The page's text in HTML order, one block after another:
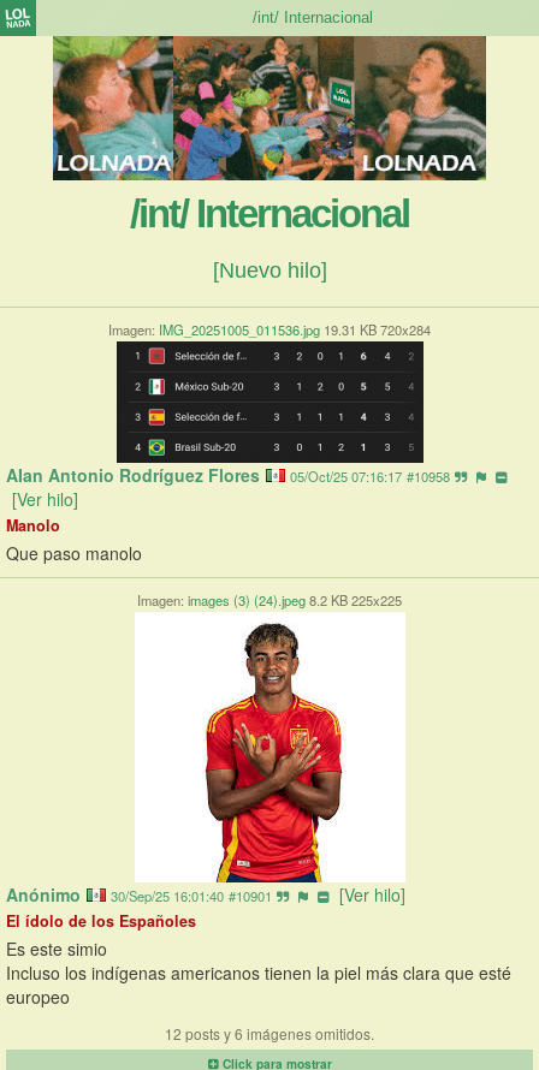
/int/ Internacional
[Nuevo hilo]
Imagen: IMG_20251005_011536.jpg 19.31 KB 720x284
AIan Antonio Rodríguez Flores 05/Oct/25 07:16:17 #10958
[Ver hilo]
Manolo
Que paso manolo
Imagen: images (3) (24).jpeg8.2 KB 225x225
Anónimo 30/Sep/25 16:01:40 #10901 [Ver hilo]
El ídolo de los Españoles
Es este simio
Incluso los indígenas americanos tienen la piel más clara que esté
europeo
12 posts y 6 imágenes omitidos.
Click para mostrar